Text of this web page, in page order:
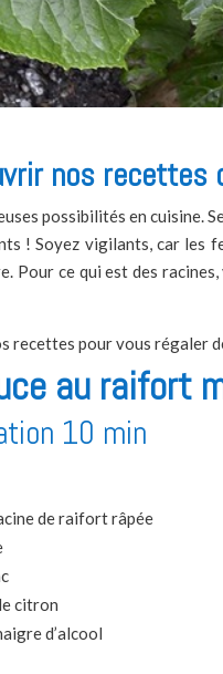
nos recettes
possibilités en cuisine.
! Soyez vigilants, car les
Pour ce qui est des
recettes pour vous régaler
au raifort
10 min
de raifort râpée
citron
d’alcool